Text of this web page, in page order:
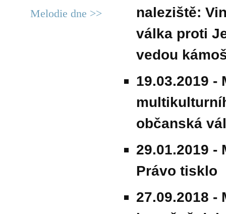
Melodie dne >>
naleziště:
válka proti
vedou
19.03.2019 -
občanská
29.01.2019 -
Právo tisklo
27.09.2018 -